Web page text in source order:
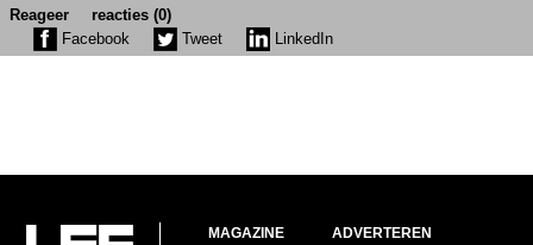
Reageer
reacties (0)
Facebook
Tweet LinkedIn
MAGAZINE
ADVERTEREN